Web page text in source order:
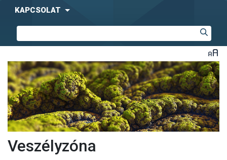
KAPCSOLAT
Veszélyzóna